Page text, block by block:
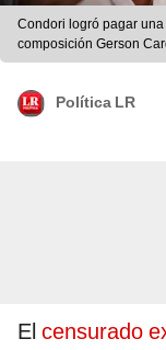
Condori logró pagar
composición Gerson
Política LR
El censurado